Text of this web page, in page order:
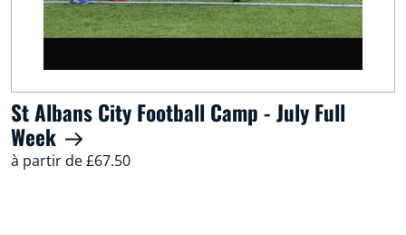
St Albans City Football Camp - July Full
Week
à partir de £67.50